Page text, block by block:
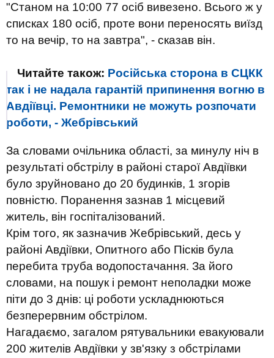
"Станом на 10:00 77 осіб вивезено. Всього ж у
списках 180 осіб, проте вони переносять виїзд
то на вечір, то на завтра", - сказав він.
Читайте також: Російська сторона в СЦКК
так і не надала гарантій припинення вогню в
Авдіївці. Ремонтники не можуть розпочати
роботи, - Жебрівський
За словами очільника області, за минулу ніч в
результаті обстрілу в районі старої Авдіївки
було зруйновано до 20 будинків, 1 згорів
повністю. Поранення зазнав 1 місцевий
житель, він госпіталізований.
Крім того, як зазначив Жебрівський, десь у
районі Авдіївки, Опитного або Пісків була
перебита труба водопостачання. За його
словами, на пошук і ремонт неполадки може
піти до 3 днів: ці роботи ускладнюються
безперервним обстрілом.
Нагадаємо, загалом рятувальники евакуювали
200 жителів Авдіївки у зв'язку з обстрілами